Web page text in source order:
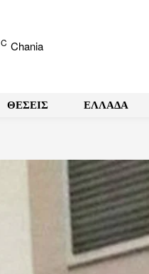
C Chania
ΘΕΣΕΙΣ ΕΛΛΑΔΑ